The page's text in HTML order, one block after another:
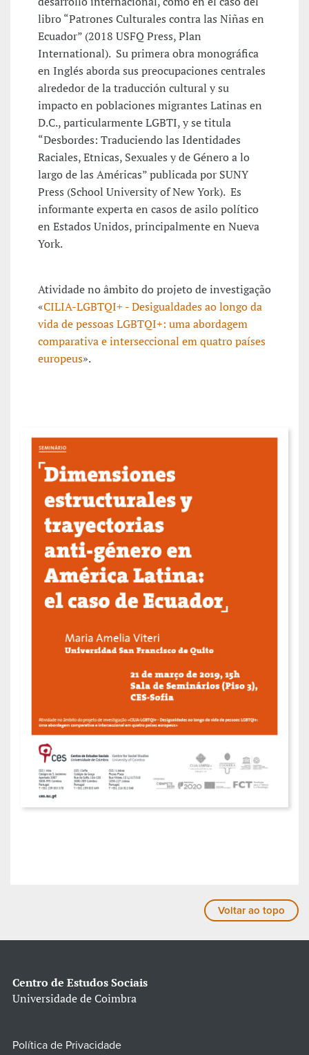
libro “Patrones Culturales contra las Niñas en
Ecuador” (2018 USFQ Press, Plan
International). Su primera obra monográfica
en Inglés aborda sus preocupaciones centrales
alrededor de la traducción cultural y su
impacto en poblaciones migrantes Latinas en
D.C., particularmente LGBTI, y se titula
“Desbordes: Traduciendo las Identidades
Raciales, Etnicas, Sexuales y de Género a lo
largo de las Américas” publicada por SUNY
Press (School University of New York). Es
informante experta en casos de asilo político
en Estados Unidos, principalmente en Nueva
York.
Atividade no âmbito do projeto de investigação
«CILIA-LGBTQI+ - Desigualdades ao longo da
vida de pessoas LGBTQI+: uma abordagem
comparativa e interseccional em quatro países
europeus».
Voltar ao topo
Centro de Estudos Sociais
Universidade de Coimbra
Política de Privacidade